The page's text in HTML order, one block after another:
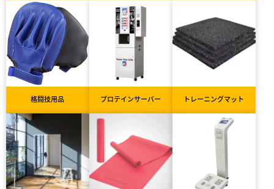
格闘技用品 プロテインサーバー トレーニングマット